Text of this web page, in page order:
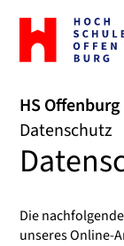
Zur
Startseite
Hochschule
HS Offenburg
Datenschutz
Die
unseres Online-